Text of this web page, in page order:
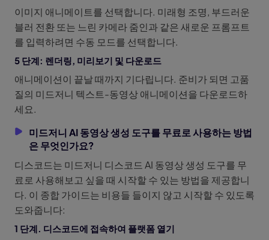
이미지 애니메이트를 선택합니다. 미래형 조명, 부드러운
블러 전환 또는 느린 카메라 줌인과 같은 새로운 프롬프트
를 입력하려면 수동 모드를 선택합니다.
5 단계: 렌더링, 미리보기 및 다운로드
애니메이션이 끝날 때까지 기다립니다. 준비가 되면 고품
질의 미드저니 텍스트-동영상 애니메이션을 다운로드하
세요.
미드저니 AI 동영상 생성 도구를 무료로 사용하는 방법
은 무엇인가요?
디스코드는 미드저니 디스코드 AI 동영상 생성 도구를 무
료로 사용해보고 싶을 때 시작할 수 있는 방법을 제공합니
다. 이 종합 가이드는 비용들 들이지 않고 시작할 수 있도록
도와줍니다:
1 단계. 디스코드에 접속하여 플랫폼 열기